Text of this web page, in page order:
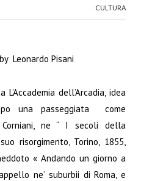
CULTURA
by Leonardo Pisani
dell’Arcadia, idea
una passeggiata come
ne “ I secoli della
risorgimento, Torino, 1855,
« Andando un giorno a
ne’ suburbii di Roma, e